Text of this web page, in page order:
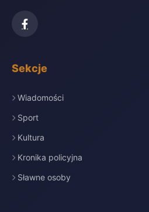
Sekcje
Wiadomości
Sport
Kultura
Kronika policyjna
Sławne osoby